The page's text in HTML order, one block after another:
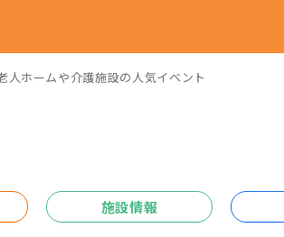
ホームや介護施設の人気イベント
施設情報